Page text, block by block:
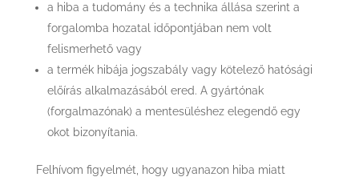
a hiba a tudomány és a technika állása szerint a
forgalomba hozatal időpontjában nem volt
felismerhető vagy
a termék hibája jogszabály vagy kötelező hatósági
előírás alkalmazásából ered. A gyártónak
(forgalmazónak) a mentesüléshez elegendő egy
okot bizonyítania.
Felhívom figyelmét, hogy ugyanazon hiba miatt